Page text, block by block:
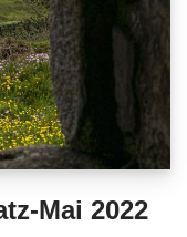
Mai 2022